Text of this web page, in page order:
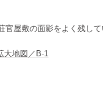
屋敷の面影をよく残し
大地図／B-1